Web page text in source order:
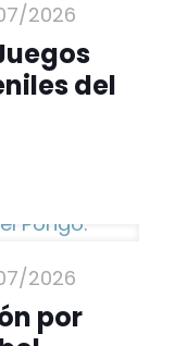
2026
del
2026
por